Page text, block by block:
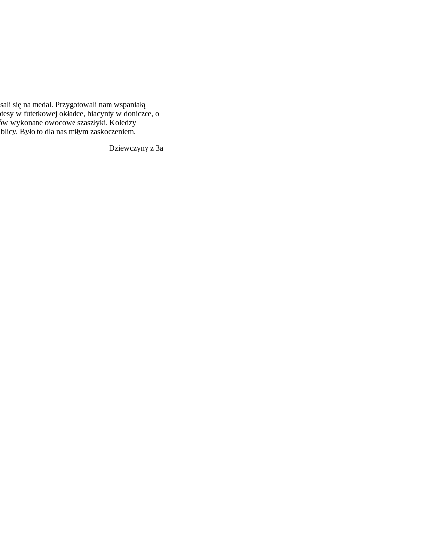
się na medal. Przygotowali nam wspaniałą
w futerkowej okładce, hiacynty w doniczce, o
wykonane owocowe szaszłyki. Koledzy
Było to dla nas miłym zaskoczeniem.
Dziewczyny z 3a